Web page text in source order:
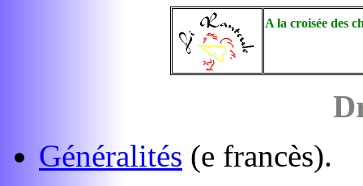
A la croisée des
Généralités (e francès).